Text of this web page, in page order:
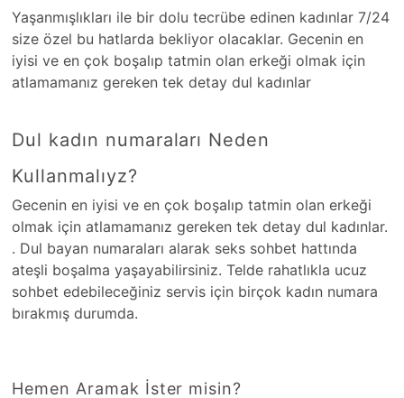
Yaşanmışlıkları ile bir dolu tecrübe edinen kadınlar 7/24
size özel bu hatlarda bekliyor olacaklar. Gecenin en
iyisi ve en çok boşalıp tatmin olan erkeği olmak için
atlamamanız gereken tek detay dul kadınlar
Dul kadın numaraları Neden
Kullanmalıyz?
Gecenin en iyisi ve en çok boşalıp tatmin olan erkeği
olmak için atlamamanız gereken tek detay dul kadınlar.
. Dul bayan numaraları alarak seks sohbet hattında
ateşli boşalma yaşayabilirsiniz. Telde rahatlıkla ucuz
sohbet edebileceğiniz servis için birçok kadın numara
bırakmış durumda.
Hemen Aramak İster misin?